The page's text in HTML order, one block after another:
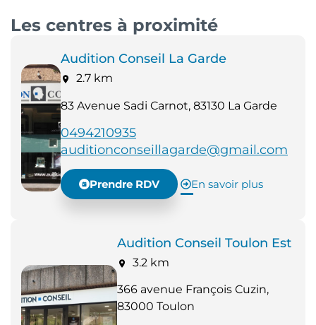
Les centres à proximité
Audition Conseil La Garde
2.7 km
83 Avenue Sadi Carnot, 83130 La Garde
0494210935
auditionconseillagarde@gmail.com
Prendre RDV En savoir plus
Audition Conseil Toulon Est
3.2 km
366 avenue François Cuzin,
83000 Toulon